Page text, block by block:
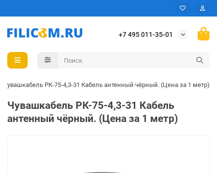
+7 495 011-35-01
Чувашкабель РК-75-4,3-31 Кабель антенный чёрный. (Цена за 1 метр)
Чувашкабель РК-75-4,3-31 Кабель
антенный чёрный. (Цена за 1 метр)